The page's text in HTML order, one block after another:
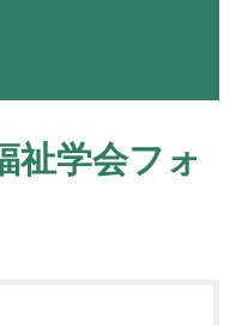
祉学会フォ